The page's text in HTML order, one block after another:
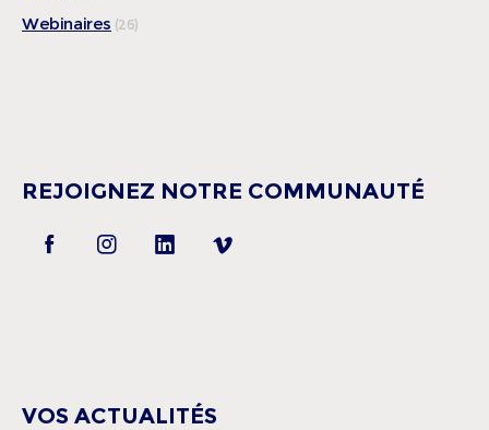
Webinaires (26)
REJOIGNEZ NOTRE COMMUNAUTÉ
VOS ACTUALITÉS